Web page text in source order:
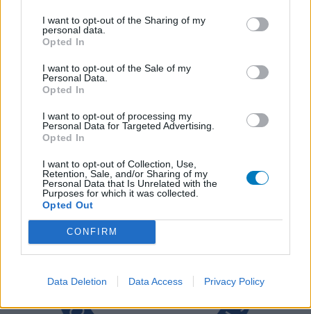
I want to opt-out of the Sharing of my
personal data.
Opted In
I want to opt-out of the Sale of my
Personal Data.
Opted In
I want to opt-out of processing my
Personal Data for Targeted Advertising.
Opted In
I want to opt-out of Collection, Use,
Retention, Sale, and/or Sharing of my
Personal Data that Is Unrelated with the
Purposes for which it was collected.
Opted Out
CONFIRM
Data Deletion Data Access Privacy Policy